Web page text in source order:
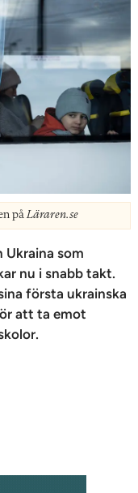
påLäraren.se
som
nu i snabb takt.
första ukrainska
att ta emot